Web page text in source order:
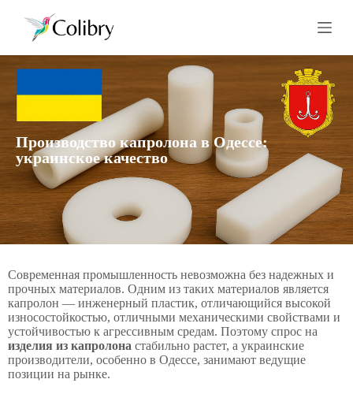
П
е
й
и
у
т
и
Производство капролона в Одессе:
украинское качество
Современная промышленность невозможна без надежных и
прочных материалов. Одним из таких материалов является
капролон — инженерный пластик, отличающийся высокой
износостойкостью, отличными механическими свойствами и
устойчивостью к агрессивным средам. Поэтому спрос на
изделия из капролона стабильно растет, а украинские
производители, особенно в Одессе, занимают ведущие
позиции на рынке.